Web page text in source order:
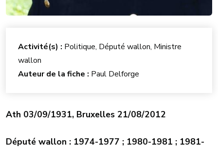
Ath 03/09/1931, Bruxelles 21/08/2012
Député wallon : 1974-1977 ; 1980-1981 ; 1981-
Activité(s) : Politique, Député wallon, Ministre
wallon
Auteur de la fiche : Paul Delforge